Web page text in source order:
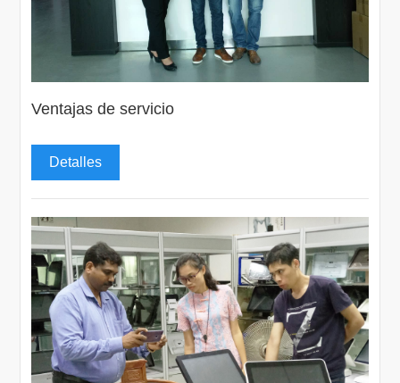
Ventajas de servicio
Detalles